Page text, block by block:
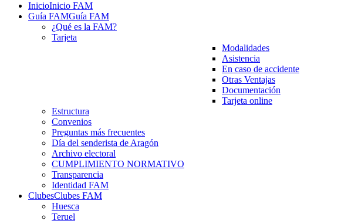
InicioInicio FAM
Guía FAMGuía FAM
¿Qué es la FAM?
Tarjeta
Modalidades
Asistencia
En caso de accidente
Otras Ventajas
Documentación
Tarjeta online
Estructura
Convenios
Preguntas más frecuentes
Día del senderista de Aragón
Archivo electoral
CUMPLIMIENTO NORMATIVO
Transparencia
Identidad FAM
ClubesClubes FAM
Huesca
Teruel